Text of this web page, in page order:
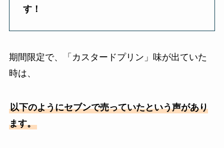
す！
期間限定で、「カスタードプリン」味が出ていた
時は、
以下のようにセブンで売っていたという声があり
ます。